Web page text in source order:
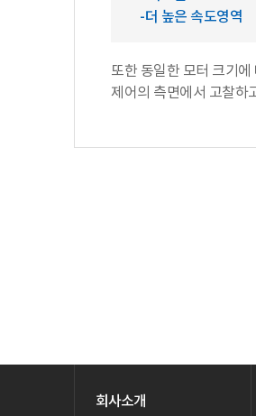
-더 높은 속도영역
또한 동일한 모터 크기
제어의 측면에서 고찰하
회사소개